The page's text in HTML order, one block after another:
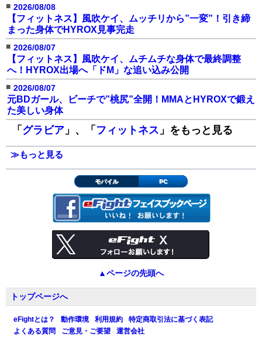
■ 2026/08/08
【フィットネス】風吹ケイ、ムッチリから”一変”！引き締
まった身体でHYROX見事完走
■ 2026/08/07
【フィットネス】風吹ケイ、ムチムチな身体で最終調整
へ！HYROX出場へ「ドM」な追い込み公開
■ 2026/08/07
元BDガール、ビーチで”桃尻”全開！MMAとHYROXで鍛え
た美しい身体
「 グラビア 」、「 フィットネス 」をもっと見る
≫もっと見る
モバイル PC
▲ページの先頭へ
トップページへ
eFightとは？ 動作環境 利用規約
特定商取引法に基づく表記
よくある質問
ご意見・ご要望 運営会社